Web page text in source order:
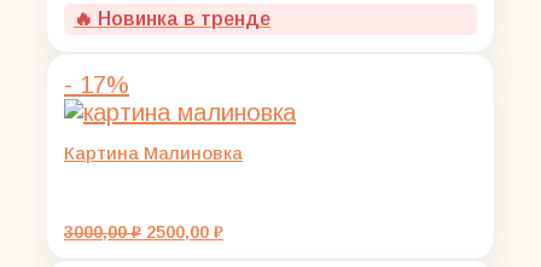
составляла2000,00 ₽.
🔥 Новинка в тренде
- 17%
Картина Малиновка
3000,00₽ Первоначальная
2500,00 ₽Текущая